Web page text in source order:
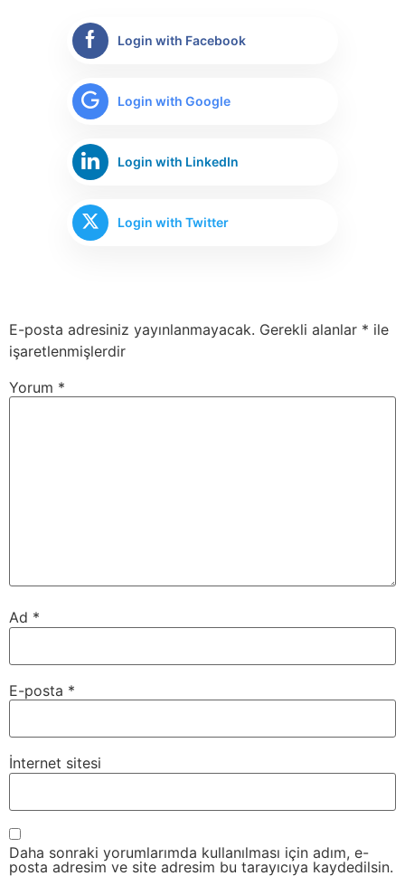
Login with Facebook
Login with Google
Login with LinkedIn
Login with Twitter
E-posta adresiniz yayınlanmayacak. Gerekli alanlar * ile
işaretlenmişlerdir
Yorum *
Ad *
E-posta *
İnternet sitesi
Daha sonraki yorumlarımda kullanılması için adım, e-
posta adresim ve site adresim bu tarayıcıya kaydedilsin.